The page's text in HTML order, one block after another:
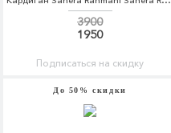
3900
1950
Подписаться на скидку
До 50% скидки